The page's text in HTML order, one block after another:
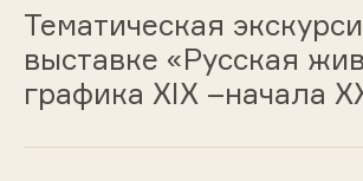
Тематическая
выставке «Русская
графика ХIХ –начала